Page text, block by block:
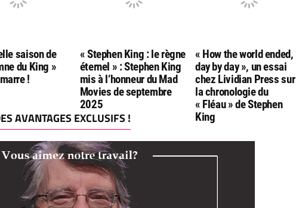
saison de
du King »
!
« Stephen King : le règne
éternel » : Stephen King
mis à l’honneur du Mad
Movies de septembre
2025
« How the world ended,
day by day », un essai
chez Lividian Press sur
la chronologie du
« Fléau » de Stephen
King
AVANTAGES EXCLUSIFS !